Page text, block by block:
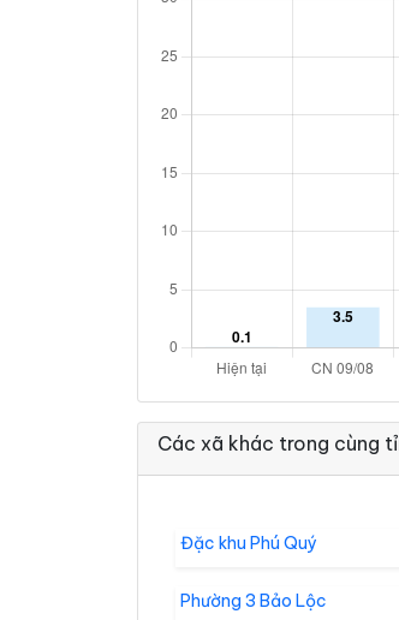
Các xã khác trong cùng
Đặc khu Phú Quý
Phường 3 Bảo Lộc